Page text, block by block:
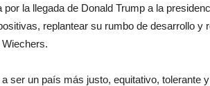
la llegada de Donald Trump a la
replantear su rumbo de desarrollo y
ser un país más justo, equitativo, tolerante